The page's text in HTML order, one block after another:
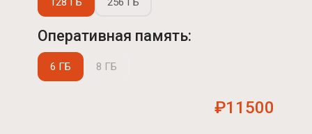
Оперативная память:
6 ГБ 8 ГБ
₽11500